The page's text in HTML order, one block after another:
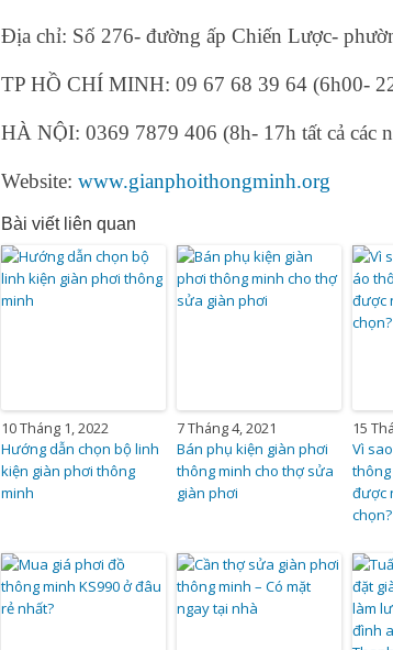
Địa chỉ: Số 276- đường ấp Chiến Lược-
TP HỒ CHÍ MINH: 09 67 68 39 64 (6h00-
HÀ NỘI: 0369 7879 406 (8h- 17h tất cả các
Website:www.gianphoithongminh.org
Bài viết liên quan
10 Tháng 1, 2022
Hướng dẫn chọn bộ linh
kiện giàn phơi thông
minh
7 Tháng 4, 2021
Bán phụ kiện giàn phơi
thông minh cho thợ sửa
giàn phơi
15
Vì
được
chọn?